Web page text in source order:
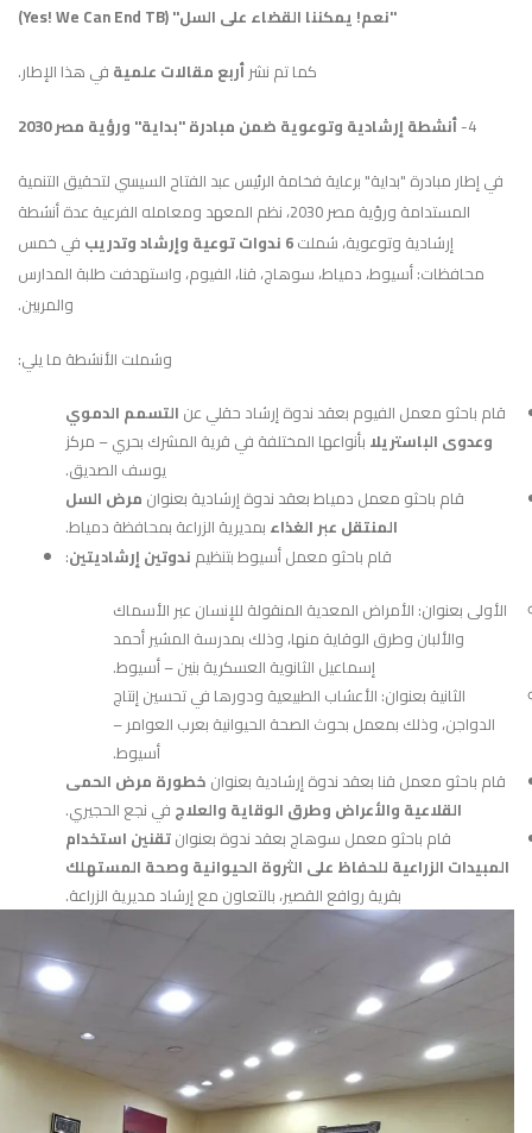
"نعم! يمكننا القضاء على السل" (Yes! We Can End TB)
كما تم نشر أربع مقالات علمية في هذا الإطار.
4- أنشطة إرشادية وتوعوية ضمن مبادرة "بداية" ورؤية مصر 2030
في إطار مبادرة "بداية" برعاية فخامة الرئيس عبد الفتاح السيسي لتحقيق التنمية
المستدامة ورؤية مصر 2030، نظم المعهد ومعامله الفرعية عدة أنشطة
إرشادية وتوعوية، شملت6 ندوات توعية وإرشاد وتدريب
في خمس
محافظات: أسيوط، دمياط، سوهاج، قنا، الفيوم، واستهدفت طلبة المدارس
والمربين.
وشملت الأنشطة ما يلي:
قام باحثو معمل الفيوم بعقد ندوة إرشاد حقلي عن التسمم الدموي
وعدوى الباستريلا بأنواعها المختلفة في قرية المشرك بحري – مركز
يوسف الصديق.
قام باحثو معمل دمياط بعقد ندوة إرشادية بعنوان مرض السل
المنتقل عبر الغذاء بمديرية الزراعة بمحافظة دمياط.
قام باحثو معمل أسيوط بتنظيم ندوتين إرشاديتين:
الأولى بعنوان: الأمراض المعدية المنقولة للإنسان عبر الأسماك
والألبان وطرق الوقاية منها، وذلك بمدرسة المشير أحمد
إسماعيل الثانوية العسكرية بنين – أسيوط.
الثانية بعنوان: الأعشاب الطبيعية ودورها في تحسين إنتاج
الدواجن، وذلك بمعمل بحوث الصحة الحيوانية بعرب العوامر –
أسيوط.
قام باحثو معمل قنا بعقد ندوة إرشادية بعنوان خطورة مرض الحمى
القلاعية والأعراض وطرق الوقاية والعلاج في نجع الحجيري.
قام باحثو معمل سوهاج بعقد ندوة بعنوانتقنين استخدام
المبيدات الزراعية للحفاظ على الثروة الحيوانية وصحة المستهلك
بقرية روافع القصير، بالتعاون مع إرشاد مديرية الزراعة.